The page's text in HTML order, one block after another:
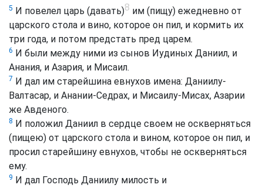
5 И повелел царь (давать)8 им (пищу) ежедневно от
царского стола и вино, которое он пил, и кормить их
три года, и потом предстать пред царем.
6 И были между ними из сынов Иудиных Даниил, и
Анания, и Азария, и Мисаил.
7 И дал им старейшина евнухов имена: Даниилу-
Валтасар, и Анании-Седрах, и Мисаилу-Мисах, Азарии
же Авденого.
8 И положил Даниил в сердце своем не оскверняться
(пищею) от царского стола и вином, которое он пил, и
просил старейшину евнухов, чтобы не оскверняться
ему.
9 И дал Господь Даниилу милость и